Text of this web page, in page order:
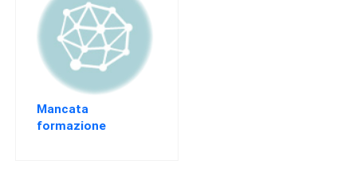
Mancata
formazione